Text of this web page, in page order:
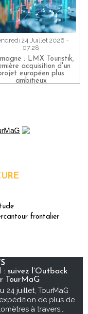
24 Juillet 2026 -
07:28
: LMX Touristik,
acquisition d'un
européen plus
ambitieux
frontalier
suivez l’Outback
TourMaG
24 juillet, TourMaG
de plus de
à travers...